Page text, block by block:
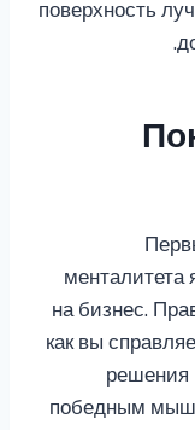
поверхность
менталитета
на бизнес.
как вы
победным